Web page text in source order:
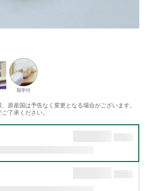
原産国は予告なく変更となる場合がございます。
了承ください。